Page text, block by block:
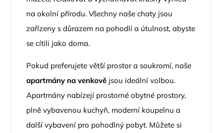
na okolní přírodu. Všechny naše chaty jsou
zařízeny s důrazem na pohodlí a útulnost, abyste
se cítili jako doma.
Pokud preferujete větší prostor a soukromí, naše
apartmány na venkově jsou ideální volbou.
Apartmány nabízejí prostorné obytné prostory,
plně vybavenou kuchyň, moderní koupelnu a
další vybavení pro pohodlný pobyt. Můžete si